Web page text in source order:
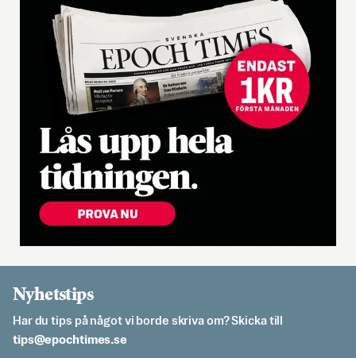
Nyhetstips
Har du tips på något vi borde skriva om? Skicka till
es.semithcope@spit